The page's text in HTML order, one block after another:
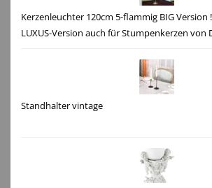
Kerzenleuchter 120cm 5-flammig BIG Version !
LUXUS-Version auch für Stumpenkerzen von
Standhalter vintage